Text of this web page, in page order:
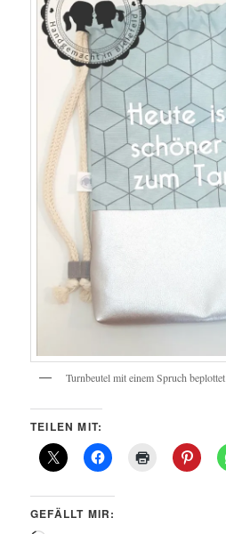
Turnbeutel mit einem Spruch beplottet
TEILEN MIT:
GEFÄLLT MIR: